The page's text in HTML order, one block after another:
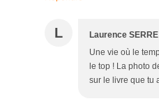
L Laurence
Une vie où le
le top ! La photo
sur le livre que tu